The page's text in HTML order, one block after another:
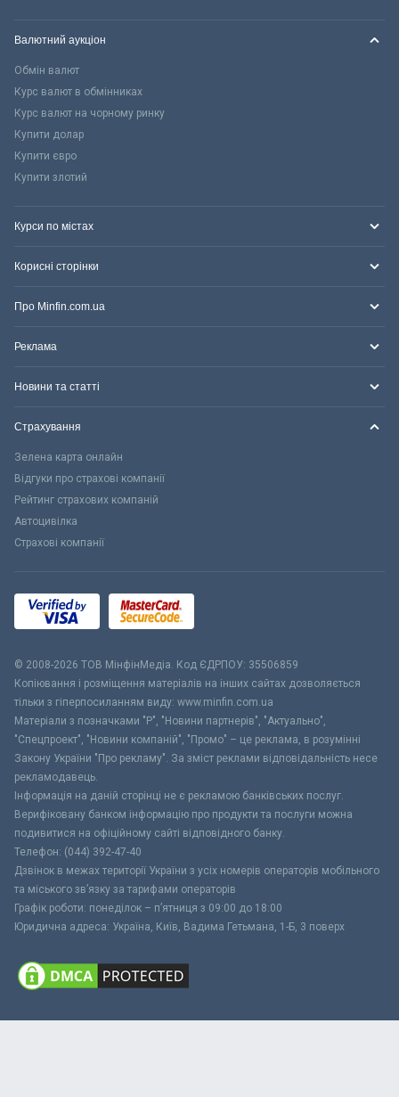
Валютний аукціон
Обмін валют
Курс валют в обмінниках
Курс валют на чорному ринку
Купити долар
Купити євро
Купити злотий
Курси по містах
Корисні сторінки
Про Minfin.com.ua
Реклама
Новини та статті
Страхування
Зелена карта онлайн
Відгуки про страхові компанії
Рейтинг страхових компаній
Автоцивілка
Страхові компанії
© 2008-2026 ТОВ МiнфiнМедiа. Код ЄДРПОУ: 35506859
Копіювання і розміщення матеріалів на інших сайтах дозволяється
тільки з гіперпосиланням виду: www.minfin.com.ua
Матеріали з позначками "Р", "Новини партнерів", "Актуально",
"Спецпроект", "Новини компаній", "Промо" – це реклама, в розумінні
Закону України "Про рекламу". За зміст реклами відповідальність несе
рекламодавець.
Інформація на даній сторінці не є рекламою банківських послуг.
Верифіковану банком інформацію про продукти та послуги можна
подивитися на офіційному сайті відповідного банку.
Телефон: (044) 392-47-40
Дзвінок в межах території України з усіх номерів операторів мобільного
та міського зв’язку за тарифами операторів
Графік роботи: понеділок – п’ятниця з 09:00 до 18:00
Юридична адреса: Україна, Київ, Вадима Гетьмана, 1-Б, 3 поверх